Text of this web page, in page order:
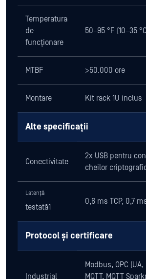
Temperatura
de
funcționare
50–95 °F (10–35
MTBF >50.000 ore
Montare Kit rack 1U inclus
Alte specificații
Conectivitate
2x USB pentru
cheilor
Latență
testată1
0,6 ms TCP, 0,7
Protocol și certificare
Industrial
Modbus, OPC (UA,
MQTT, MQTT